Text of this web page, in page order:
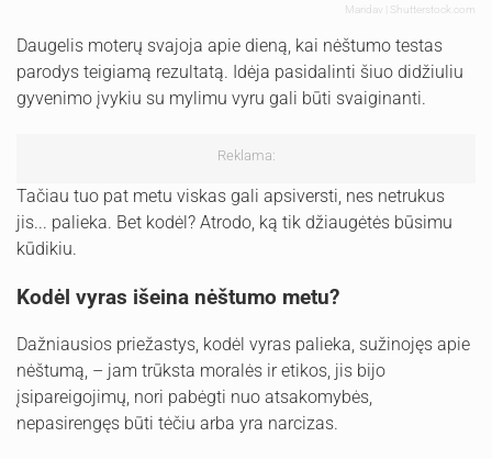
Maridav | Shutterstock.com
Daugelis moterų svajoja apie dieną, kai nėštumo testas
parodys teigiamą rezultatą. Idėja pasidalinti šiuo didžiuliu
gyvenimo įvykiu su mylimu vyru gali būti svaiginanti.
Reklama:
Tačiau tuo pat metu viskas gali apsiversti, nes netrukus
jis... palieka. Bet kodėl? Atrodo, ką tik džiaugėtės būsimu
kūdikiu.
Kodėl vyras išeina nėštumo metu?
Dažniausios priežastys, kodėl vyras palieka, sužinojęs apie
nėštumą, – jam trūksta moralės ir etikos, jis bijo
įsipareigojimų, nori pabėgti nuo atsakomybės,
nepasirengęs būti tėčiu arba yra narcizas.